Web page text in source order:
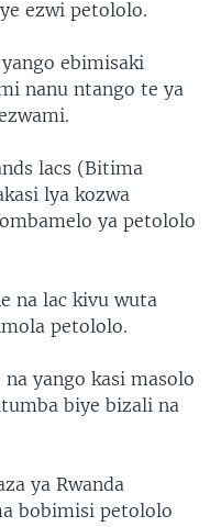
ezwi petololo.
ebimisaki
nanu ntango te ya
lacs (Bitima
lya kozwa
ya petololo
na lac kivu wuta
petololo.
yango kasi masolo
biye bizali na
ya Rwanda
bobimisi petololo